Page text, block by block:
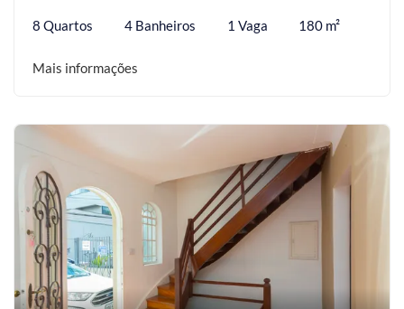
8 Quartos 4 Banheiros 1 Vaga 180 m²
Mais informações